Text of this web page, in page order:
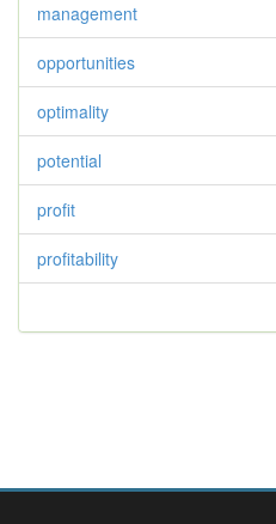
management
opportunities
optimality
potential
profit
profitability